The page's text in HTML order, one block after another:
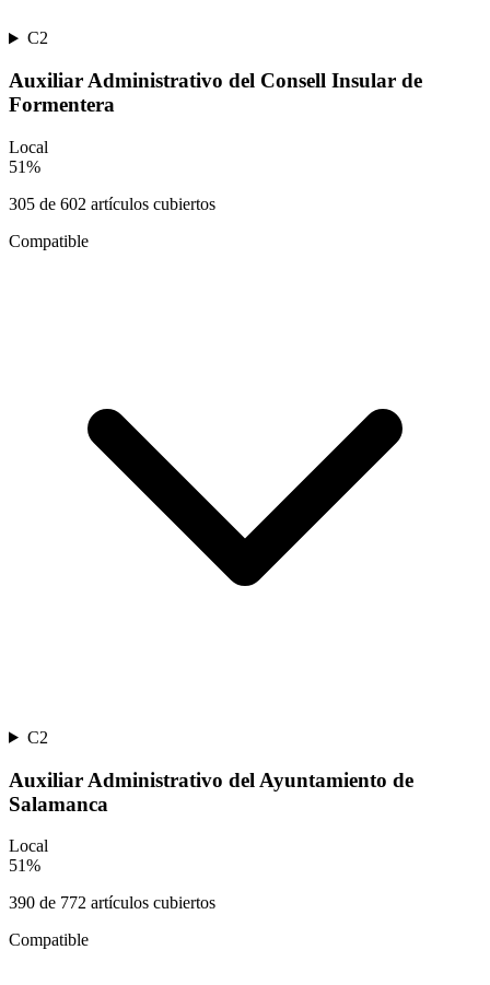
C2
Auxiliar Administrativo del Consell Insular de
Formentera
Local
51%
305 de 602 artículos cubiertos
Compatible
C2
Auxiliar Administrativo del Ayuntamiento de
Salamanca
Local
51%
390 de 772 artículos cubiertos
Compatible